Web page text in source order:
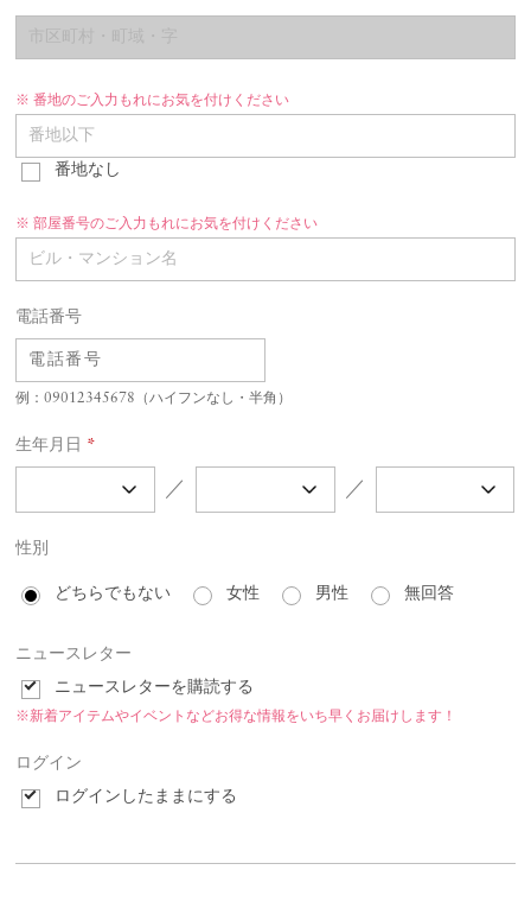
番地のご入力もれにお気を付けください
番地なし
部屋番号のご入力もれにお気を付けください
電話番号
例：09012345678（ハイフンなし・半角）
生年月日 *
／ ／
性別
どちらでもない 女性 男性 無回答
ニュースレター
ニュースレターを購読する
※新着アイテムやイベントなどお得な情報をいち早くお届けします！
ログイン
ログインしたままにする